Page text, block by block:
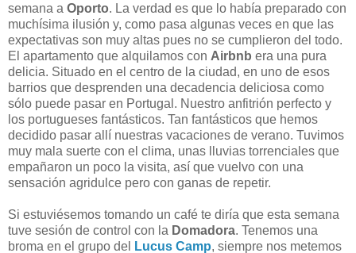
semana a Oporto. La verdad es que lo había preparado con
muchísima ilusión y, como pasa algunas veces en que las
expectativas son muy altas pues no se cumplieron del todo.
El apartamento que alquilamos con Airbnb era una pura
delicia. Situado en el centro de la ciudad, en uno de esos
barrios que desprenden una decadencia deliciosa como
sólo puede pasar en Portugal. Nuestro anfitrión perfecto y
los portugueses fantásticos. Tan fantásticos que hemos
decidido pasar allí nuestras vacaciones de verano. Tuvimos
muy mala suerte con el clima, unas lluvias torrenciales que
empañaron un poco la visita, así que vuelvo con una
sensación agridulce pero con ganas de repetir.
Si estuviésemos tomando un café te diría que esta semana
tuve sesión de control con la Domadora. Tenemos una
broma en el grupo del
Lucus Camp, siempre nos metemos